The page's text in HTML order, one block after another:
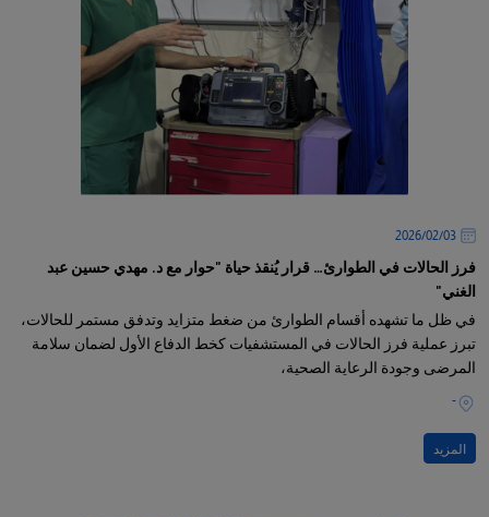
03‏/02‏/2026
فرز الحالات في الطوارئ… قرار يُنقذ حياة "حوار مع د. مهدي حسين عبد
الغني"
في ظل ما تشهده أقسام الطوارئ من ضغط متزايد وتدفق مستمر للحالات،
تبرز عملية فرز الحالات في المستشفيات كخط الدفاع الأول لضمان سلامة
المرضى وجودة الرعاية الصحية،
-
المزيد